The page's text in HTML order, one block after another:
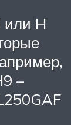
или H
–